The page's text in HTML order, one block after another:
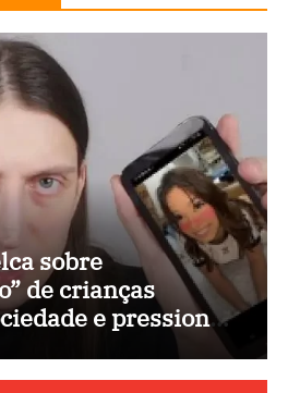
sobre
de crianças
e pressiona